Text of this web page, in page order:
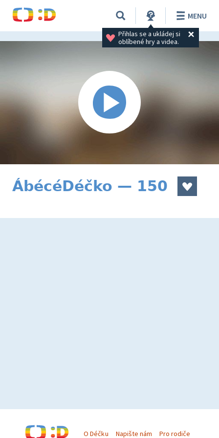
Přihlas se a ukládej si
oblíbené hry a videa.
MENU
ÁbécéDéčko — 150
O Déčku Napište nám Pro rodiče